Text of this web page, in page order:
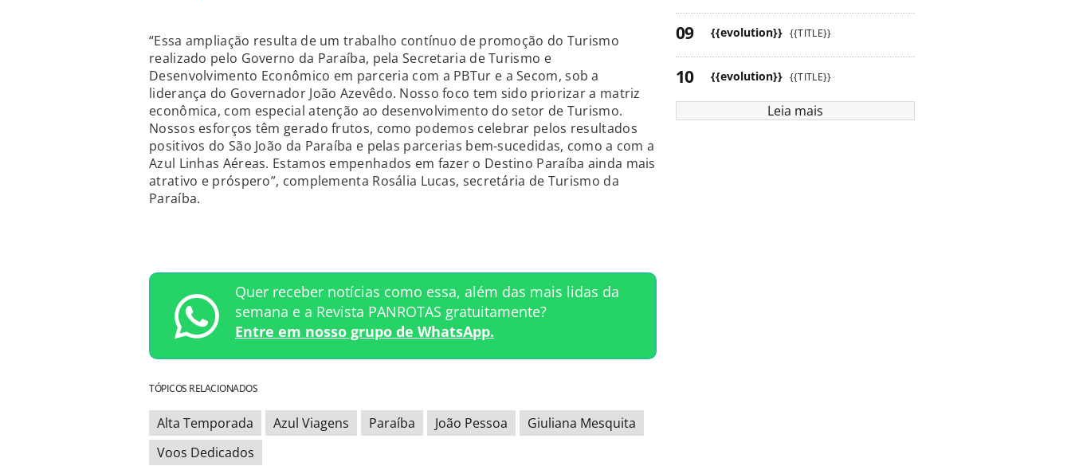
“Essa ampliação resulta de um trabalho contínuo de promoção do Turismo
realizado pelo Governo da Paraíba, pela Secretaria de Turismo e
Desenvolvimento Econômico em parceria com a PBTur e a Secom, sob a
liderança do Governador João Azevêdo. Nosso foco tem sido priorizar a matriz
econômica, com especial atenção ao desenvolvimento do setor de Turismo.
Nossos esforços têm gerado frutos, como podemos celebrar pelos resultados
positivos do São João da Paraíba e pelas parcerias bem-sucedidas, como a com a
Azul Linhas Aéreas. Estamos empenhados em fazer o Destino Paraíba ainda mais
atrativo e próspero”, complementa Rosália Lucas, secretária de Turismo da
Paraíba.
Quer receber notícias como essa, além das mais lidas da
semana e a Revista PANROTAS gratuitamente?
Entre em nosso grupo de WhatsApp.
TÓPICOS RELACIONADOS
Alta Temporada Azul Viagens Paraíba João Pessoa
Giuliana Mesquita
Voos Dedicados
{{evolution}} {{TITLE}}
{{evolution}} {{TITLE}}
Leia mais